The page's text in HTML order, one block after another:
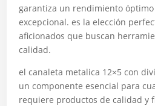
garantiza un rendimiento
excepcional. es la elección
aficionados que buscan
calidad.
el canaleta metalica 12×5 con
un componente esencial para
requiere productos de calidad y